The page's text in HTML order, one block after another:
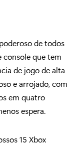
de todos
console que tem
de jogo de alta
e arrojado, com
em quatro
espera.
15 Xbox